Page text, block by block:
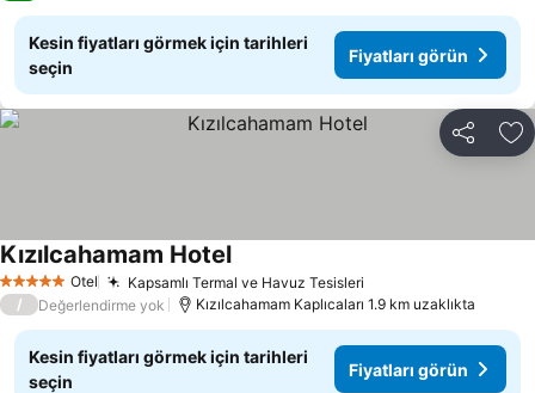
Kesin fiyatları görmek için tarihleri
seçin
Fiyatları görün
Paylaş
5 Yıldız Otel Kapsamlı Termal ve Havuz Tesisleri
Kızılcahamam Hotel
/ Değerlendirme yok Kızılcahamam Kaplıcaları 1.9 km uzaklıkta
Kesin fiyatları görmek için tarihleri
seçin
Fiyatları görün